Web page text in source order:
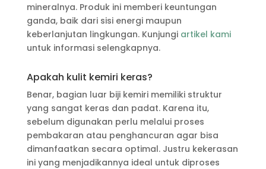
mineralnya. Produk ini memberi keuntungan
ganda, baik dari sisi energi maupun
keberlanjutan lingkungan. Kunjungi artikel kami
untuk informasi selengkapnya.
Apakah kulit kemiri keras?
Benar, bagian luar biji kemiri memiliki struktur
yang sangat keras dan padat. Karena itu,
sebelum digunakan perlu melalui proses
pembakaran atau penghancuran agar bisa
dimanfaatkan secara optimal. Justru kekerasan
ini yang menjadikannya ideal untuk diproses